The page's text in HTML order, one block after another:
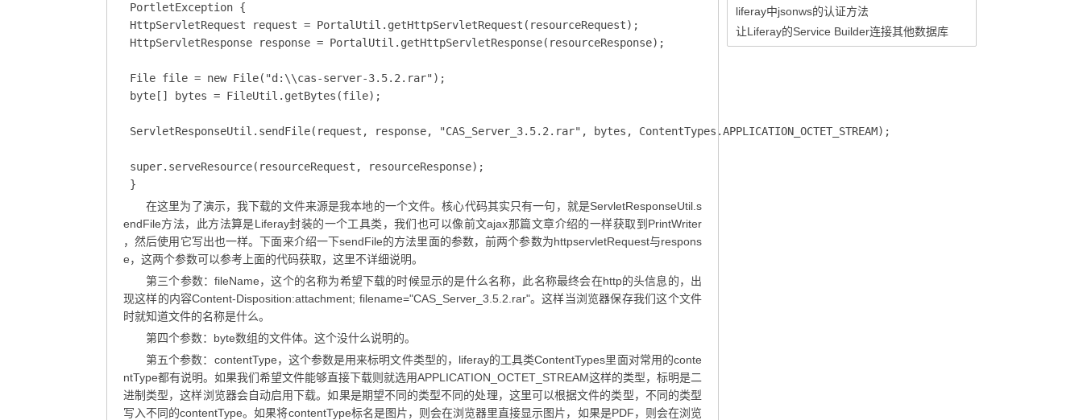
PortletException {
HttpServletRequest request = PortalUtil.getHttpServletRequest(resourceRequest);
HttpServletResponse response = PortalUtil.getHttpServletResponse(resourceResponse);
File file = new File("d:\\cas-server-3.5.2.rar");
byte[] bytes = FileUtil.getBytes(file);
ServletResponseUtil.sendFile(request, response, "CAS_Server_3.5.2.rar", bytes, ContentTypes.APPLICATION_OCTET_STREAM);
super.serveResource(resourceRequest, resourceResponse);
}
在这里为了演示，我下载的文件来源是我本地的一个文件。核心代码其实只有一句，就是ServletResponseUtil.s
endFile方法，此方法算是Liferay封装的一个工具类，我们也可以像前文ajax那篇文章介绍的一样获取到PrintWriter
，然后使用它写出也一样。下面来介绍一下sendFile的方法里面的参数，前两个参数为httpservletRequest与respons
e，这两个参数可以参考上面的代码获取，这里不详细说明。
第三个参数：fileName，这个的名称为希望下载的时候显示的是什么名称，此名称最终会在http的头信息的，出
现这样的内容Content-Disposition:attachment; filename="CAS_Server_3.5.2.rar"。这样当浏览器保存我们这个文件
时就知道文件的名称是什么。
第四个参数：byte数组的文件体。这个没什么说明的。
第五个参数：contentType，这个参数是用来标明文件类型的，liferay的工具类ContentTypes里面对常用的conte
ntType都有说明。如果我们希望文件能够直接下载则就选用APPLICATION_OCTET_STREAM这样的类型，标明是二
进制类型，这样浏览器会自动启用下载。如果是期望不同的类型不同的处理，这里可以根据文件的类型，不同的类型
写入不同的contentType。如果将contentType标名是图片，则会在浏览器里直接显示图片，如果是PDF，则会在浏览
liferay中jsonws的认证方法
让Liferay的Service Builder连接其他数据库